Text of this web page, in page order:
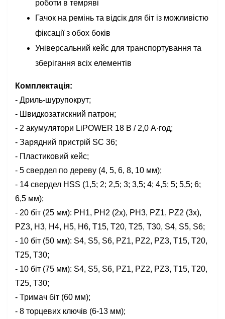
роботи в темряві
Гачок на ремінь та відсік для біт із можливістю
фіксації з обох боків
Універсальний кейс для транспортування та
зберігання всіх елементів
Комплектація:
- Дриль-шурупокрут;
- Швидкозатискний патрон;
- 2 акумулятори LiPOWER 18 В / 2,0 А·год;
- Зарядний пристрій SC 36;
- Пластиковий кейс;
- 5 свердел по дереву (4, 5, 6, 8, 10 мм);
- 14 свердел HSS (1,5; 2; 2,5; 3; 3,5; 4; 4,5; 5; 5,5; 6;
6,5 мм);
- 20 біт (25 мм): PH1, PH2 (2x), PH3, PZ1, PZ2 (3x),
PZ3, H3, H4, H5, H6, T15, T20, T25, T30, S4, S5, S6;
- 10 біт (50 мм): S4, S5, S6, PZ1, PZ2, PZ3, T15, T20,
T25, T30;
- 10 біт (75 мм): S4, S5, S6, PZ1, PZ2, PZ3, T15, T20,
T25, T30;
- Тримач біт (60 мм);
- 8 торцевих ключів (6-13 мм);